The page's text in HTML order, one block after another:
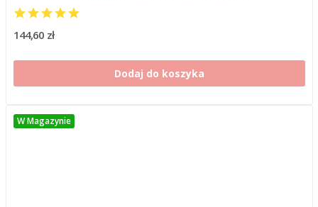
144,60 zł
Dodaj do koszyka
W Magazynie